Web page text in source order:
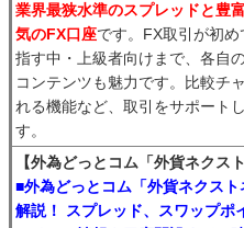
業界最狭水準のスプレッドと豊
気のFX口座です。FX取引が初
指す中・上級者向けまで、各自
コンテンツも魅力です。比較チ
れる機能など、取引をサポート
す。
【外為どっとコム「外貨ネクス
■外為どっとコム「外貨ネクス
解説！ スプレッド、スワップポ